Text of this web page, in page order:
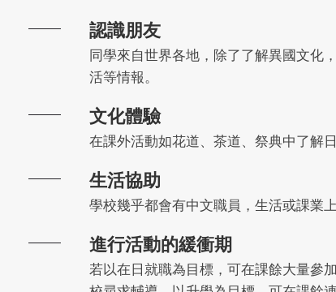
認識朋友
同學來自世界各地，除了了解異國文化
活等情報。
文化體驗
在課外活動如花道、茶道、祭典中了解
生活協助
學校幾乎都會有中文職員，生活或課業
進行活動的緩衝期
若以在日就職為目標，可在課餘大量參